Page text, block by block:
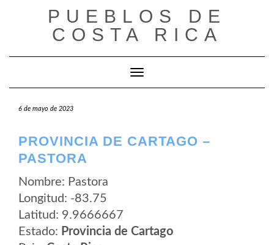
PUEBLOS DE
COSTA RICA
Cambiar modo de navegación
6 de mayo de 2023
PROVINCIA DE CARTAGO –
PASTORA
Nombre: Pastora
Longitud: -83.75
Latitud: 9.9666667
Estado: Provincia de Cartago